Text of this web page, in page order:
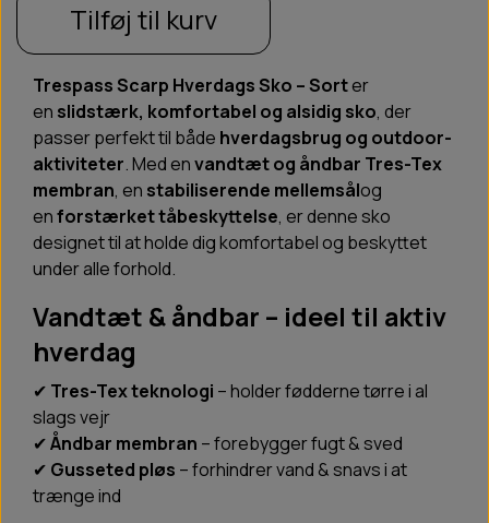
Tilføj til kurv
Trespass Scarp Hverdags Sko – Sorter
en slidstærk, komfortabel og alsidig sko, der
passer perfekt til både hverdagsbrug og outdoor-
aktiviteter. Med envand­tæt og åndbar Tres-Tex
membran, en stabiliserende mellemsålog
enforstærket tåbeskyttelse, er denne sko
designet til at holde dig komfortabel og beskyttet
under alle forhold.
Vandtæt & åndbar – ideel til aktiv
hverdag
✔ Tres-Tex teknologi – holder fødderne tørre i al
slags vejr
✔Åndbar membran – forebygger fugt & sved
✔ Gusseted pløs – forhindrer vand & snavs i at
trænge ind